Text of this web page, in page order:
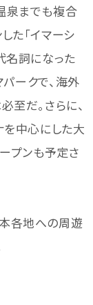
泉までも複合
た「イマーシ
名詞になった
ークで、海外
至だ。さらに、
中心にした大
プンも予定さ
各地への周遊